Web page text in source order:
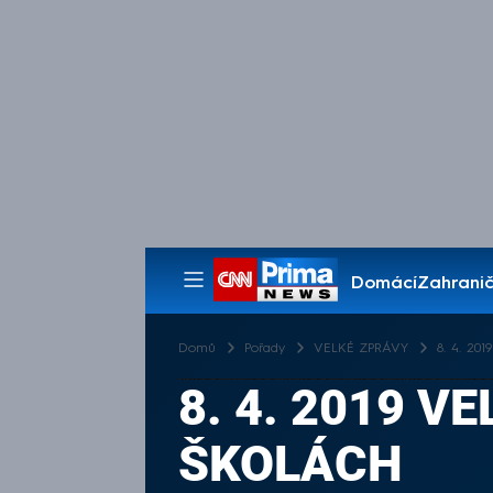
Domácí
Pořady
Domů Pořady VELKÉ ZPRÁVY 8. 4.
8. 4. 2019
ŠKOLÁCH